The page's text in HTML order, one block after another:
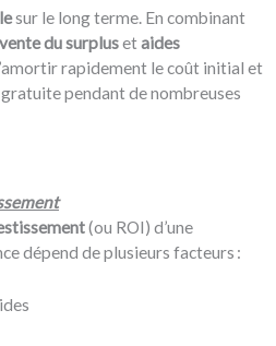
sur le long terme. En combinant
du surplusetaides
rapidement le coût initial et
pendant de nombreuses
(ou ROI) d’une
dépend de plusieurs facteurs :